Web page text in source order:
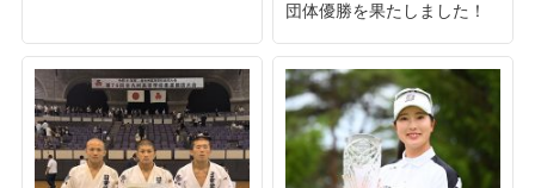
団体優勝を果たしました！